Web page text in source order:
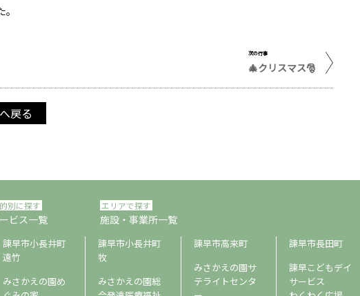
次の行事
🎄クリスマス🎅
戻る
別に探す
ビス一覧
エリアで探す
施設・事業所一覧
諫早市小長井町
遠竹
みさかえの園め
諫早市小長井町
牧
みさかえの園総
諫早市高来町
みさかえの園サ
テライトセンタ
諫早市長田町
諫早こどもデイ
サービス